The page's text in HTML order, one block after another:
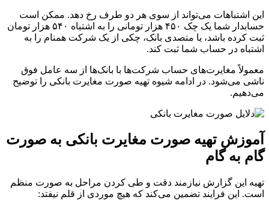
این اشتباهات می‌تواند از سوی هر دو طرف رخ دهد. ممکن است
حسابدار شما یک چک ۴۵۰ هزار تومانی را به اشتباه ۵۴۰ هزار تومان
ثبت کرده باشد، یا متصدی بانک، چکی از یک شرکت همنام را به
اشتباه در حساب شما ثبت کند.
معمولاً مغایرت‌های حساب شرکت‌ها با بانک‌ها از سه عامل فوق
ناشی می‌شود. در ادامه شیوه تهیه صورت مغایرت بانکی را توضیح
می‌دهیم.
آموزش تهیه صورت مغایرت بانکی به صورت
گام به گام
تهیه این گزارش نیازمند دقت و طی کردن مراحل به صورت منظم
است. این فرایند تضمین می‌کند که هیچ موردی از قلم نیفتد: